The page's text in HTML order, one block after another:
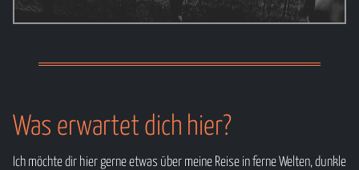
Was erwartet dich hier?
Ich möchte dir hier gerne etwas über meine Reise in ferne Welten, dunkle